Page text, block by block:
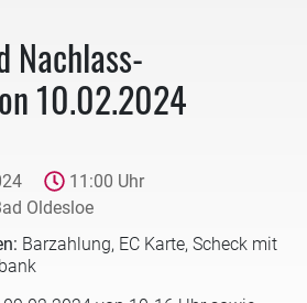
Nachlass-
10.02.2024
11:00 Uhr
Oldesloe
Barzahlung, EC Karte, Scheck mit